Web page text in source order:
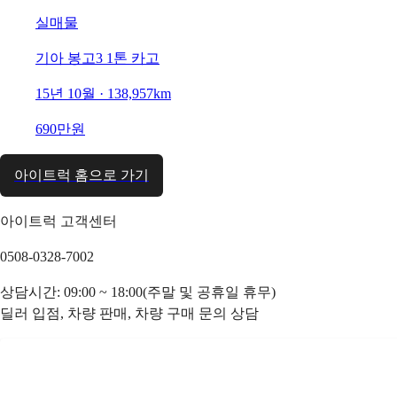
실매물
기아 봉고3 1톤 카고
15년 10월 · 138,957km
690만원
아이트럭 홈으로 가기
아이트럭 고객센터
0508-0328-7002
상담시간: 09:00 ~ 18:00(주말 및 공휴일 휴무)
딜러 입점, 차량 판매, 차량 구매 문의 상담